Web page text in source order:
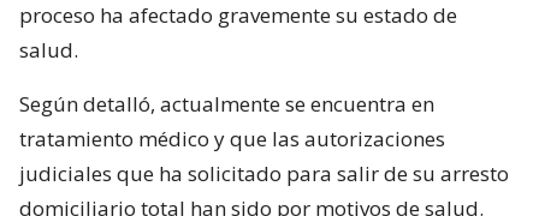
proceso ha afectado gravemente su estado de
salud.
Según detalló, actualmente se encuentra en
tratamiento médico y que las autorizaciones
judiciales que ha solicitado para salir de su arresto
domiciliario total han sido por motivos de salud.